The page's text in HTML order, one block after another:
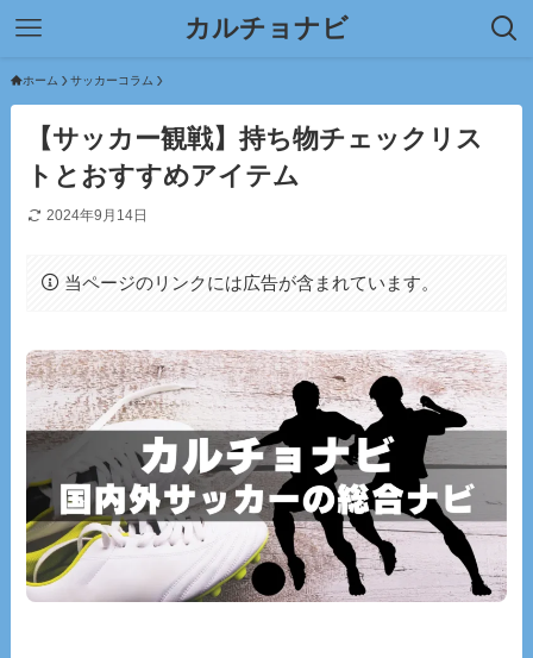
カルチョナビ
ホーム サッカーコラム
【サッカー観戦】持ち物チェックリス
トとおすすめアイテム
2024年9月14日
当ページのリンクには広告が含まれています。